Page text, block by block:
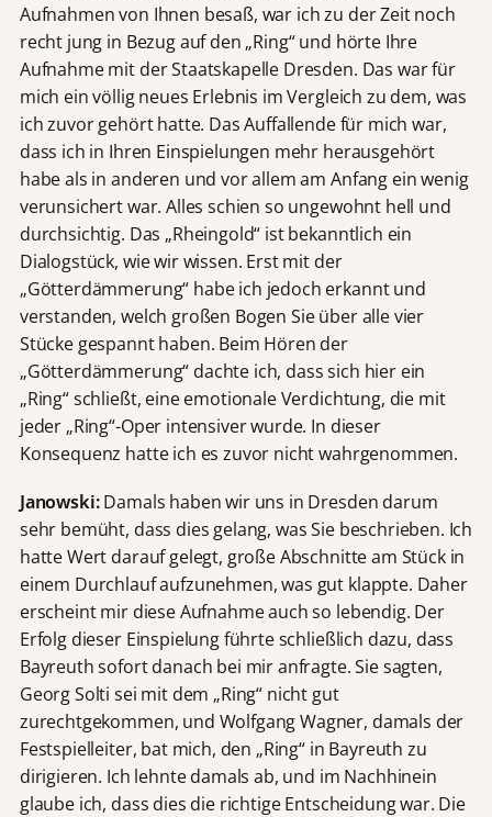
Aufnahmen von Ihnen besaß, war ich zu der Zeit noch
recht jung in Bezug auf den „Ring“ und hörte Ihre
Aufnahme mit der Staatskapelle Dresden. Das war für
mich ein völlig neues Erlebnis im Vergleich zu dem, was
ich zuvor gehört hatte. Das Auffallende für mich war,
dass ich in Ihren Einspielungen mehr herausgehört
habe als in anderen und vor allem am Anfang ein wenig
verunsichert war. Alles schien so ungewohnt hell und
durchsichtig. Das „Rheingold“ ist bekanntlich ein
Dialogstück, wie wir wissen. Erst mit der
„Götterdämmerung“ habe ich jedoch erkannt und
verstanden, welch großen Bogen Sie über alle vier
Stücke gespannt haben. Beim Hören der
„Götterdämmerung“ dachte ich, dass sich hier ein
„Ring“ schließt, eine emotionale Verdichtung, die mit
jeder „Ring“-Oper intensiver wurde. In dieser
Konsequenz hatte ich es zuvor nicht wahrgenommen.
Janowski:Damals haben wir uns in Dresden darum
sehr bemüht, dass dies gelang, was Sie beschrieben. Ich
hatte Wert darauf gelegt, große Abschnitte am Stück in
einem Durchlauf aufzunehmen, was gut klappte. Daher
erscheint mir diese Aufnahme auch so lebendig. Der
Erfolg dieser Einspielung führte schließlich dazu, dass
Bayreuth sofort danach bei mir anfragte. Sie sagten,
Georg Solti sei mit dem „Ring“ nicht gut
zurechtgekommen, und Wolfgang Wagner, damals der
Festspielleiter, bat mich, den „Ring“ in Bayreuth zu
dirigieren. Ich lehnte damals ab, und im Nachhinein
glaube ich, dass dies die richtige Entscheidung war. Die